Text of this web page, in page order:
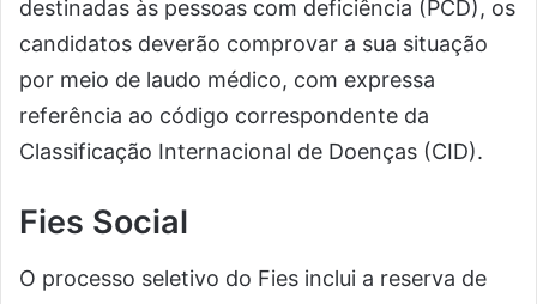
destinadas às pessoas com deficiência (PCD), os
candidatos deverão comprovar a sua situação
por meio de laudo médico, com expressa
referência ao código correspondente da
Classificação Internacional de Doenças (CID).
Fies Social
O processo seletivo do Fies inclui a reserva de